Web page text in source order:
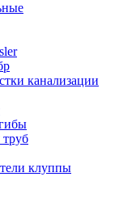
канализации
клуппы